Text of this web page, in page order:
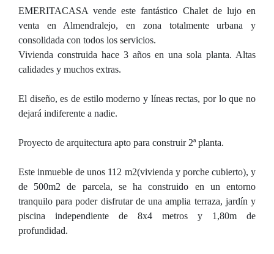
EMERITACASA vende este fantástico Chalet de lujo en
venta en Almendralejo, en zona totalmente urbana y
consolidada con todos los servicios.
Vivienda construida hace 3 años en una sola planta. Altas
calidades y muchos extras.
El diseño, es de estilo moderno y líneas rectas, por lo que no
dejará indiferente a nadie.
Proyecto de arquitectura apto para construir 2ª planta.
Este inmueble de unos 112 m2(vivienda y porche cubierto), y
de 500m2 de parcela, se ha construido en un entorno
tranquilo para poder disfrutar de una amplia terraza, jardín y
piscina independiente de 8x4 metros y 1,80m de
profundidad.